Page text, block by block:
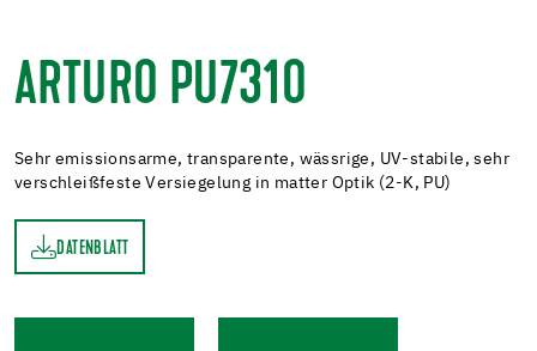
ARTURO PU7310
Sehr emissionsarme, transparente, wässrige, UV-stabile, sehr
verschleißfeste Versiegelung in matter Optik (2-K, PU)
DATENBLATT